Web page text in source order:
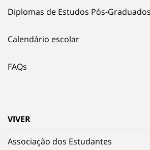
Diplomas de Estudos Pós-Graduados
Calendário escolar
FAQs
VIVER
Associação dos Estudantes